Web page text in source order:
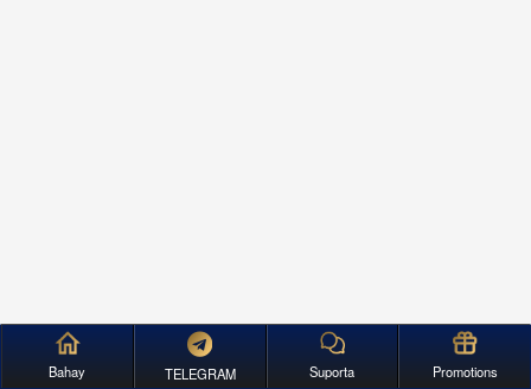
Bahay TELEGRAM Suporta Promotions